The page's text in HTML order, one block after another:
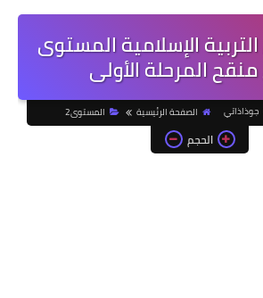
الإسلامية المستوى
منقح المرحلة الأولى
جوذاذاتي الصفحة الرئيسية المستوى2
الحجم